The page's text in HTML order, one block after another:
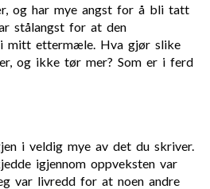
og har mye angst for å bli tatt
stålangst for at den
mitt ettermæle. Hva gjør slike
og ikke tør mer? Som er i ferd
i veldig mye av det du skriver.
igjennom oppveksten var
var livredd for at noen andre